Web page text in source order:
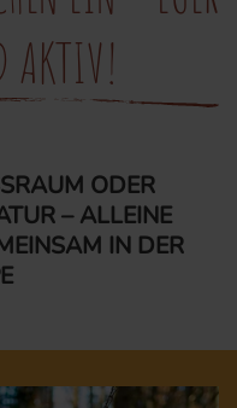
AKTIV!
ODER
– ALLEINE T
IN DER G